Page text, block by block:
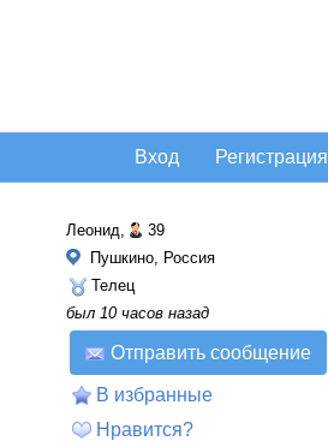
Регистрация
Вход
Леонид,
39
Пушкино, Россия
Телец
был 10 часов назад
Отправить сообщение
В избранные
Нравится?